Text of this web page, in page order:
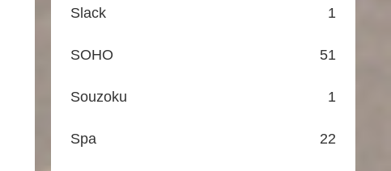
Slack 1
SOHO 51
Souzoku 1
Spa 22